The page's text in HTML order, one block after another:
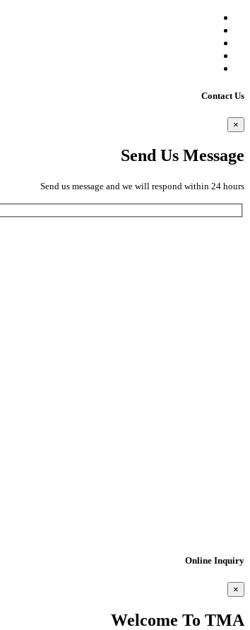
Contact Us
×
Send Us Message
Send us message and we will respond within 24 hours
Online Inquiry
×
Welcome To TMA